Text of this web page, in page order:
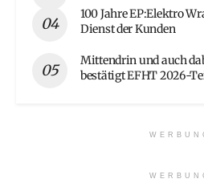
100 Jahre EP:Elektro
Dienst der Kunden
Mittendrin und auch
bestätigt EFHT 2026-